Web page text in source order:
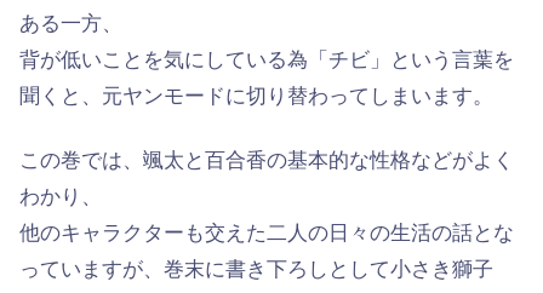
ある一方、
背が低いことを気にしている為「チビ」という言葉を
聞くと、元ヤンモードに切り替わってしまいます。
この巻では、颯太と百合香の基本的な性格などがよく
わかり、
他のキャラクターも交えた二人の日々の生活の話とな
っていますが、巻末に書き下ろしとして小さき獅子